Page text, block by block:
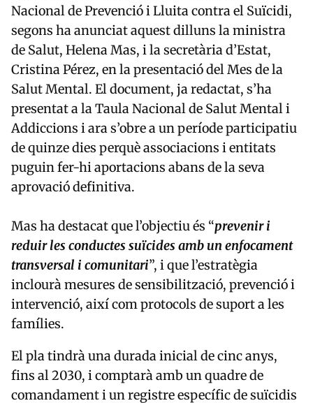
Nacional de Prevenció i Lluita contra el Suïcidi,
segons ha anunciat aquest dilluns la ministra
de Salut, Helena Mas, i la secretària d’Estat,
Cristina Pérez, en la presentació del Mes de la
Salut Mental. El document, ja redactat, s’ha
presentat a la Taula Nacional de Salut Mental i
Addiccions i ara s’obre a un període participatiu
de quinze dies perquè associacions i entitats
puguin fer-hi aportacions abans de la seva
aprovació definitiva.
Mas ha destacat que l’objectiu és “prevenir i
reduir les conductes suïcides amb un enfocament
transversal i comunitari”, i que l’estratègia
inclourà mesures de sensibilització, prevenció i
intervenció, així com protocols de suport a les
famílies.
El pla tindrà una durada inicial de cinc anys,
fins al 2030, i comptarà amb un quadre de
comandament i un registre específic de suïcidis